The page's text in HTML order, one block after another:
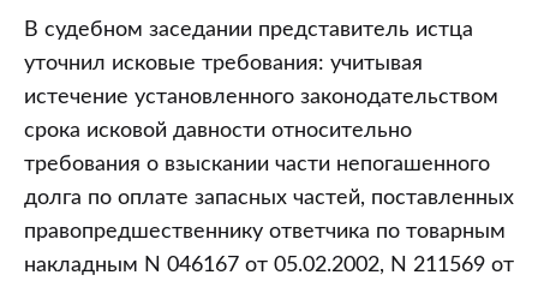
В судебном заседании представитель истца
уточнил исковые требования: учитывая
истечение установленного законодательством
срока исковой давности относительно
требования о взыскании части непогашенного
долга по оплате запасных частей, поставленных
правопредшественнику ответчика по товарным
накладным N 046167 от 05.02.2002, N 211569 от